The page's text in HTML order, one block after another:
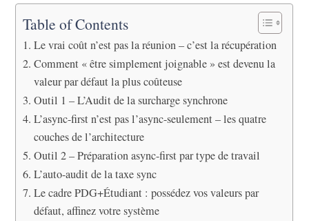
Table of Contents
Le vrai coût n’est pas la réunion – c’est la récupération
Comment « être simplement joignable » est devenu la
valeur par défaut la plus coûteuse
Outil 1 – L’Audit de la surcharge synchrone
L’async-first n’est pas l’async-seulement – les quatre
couches de l’architecture
Outil 2 – Préparation async-first par type de travail
L’auto-audit de la taxe sync
Le cadre PDG+Étudiant : possédez vos valeurs par
défaut, affinez votre système